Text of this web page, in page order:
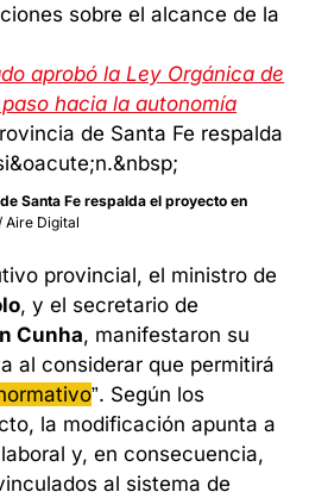
sobre el alcance de la
aprobó la Ley Orgánica de
hacia la autonomía
Santa Fe respalda el proyecto en
Aire Digital
provincial, el ministro de
, y el secretario de
Cunha, manifestaron su
al considerar que permitirá
”. Según los
la modificación apunta a
y, en consecuencia,
al sistema de